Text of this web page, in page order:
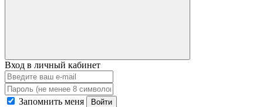
Вход в личный кабинет
Запомнить меня Войти